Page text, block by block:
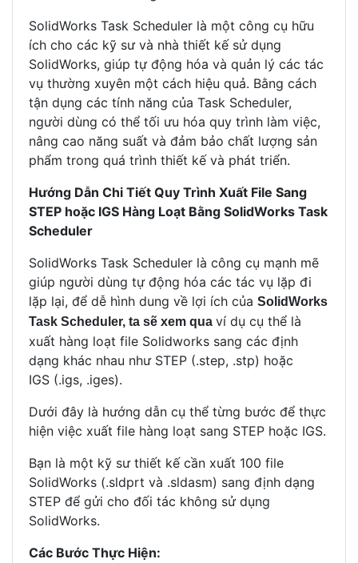
SolidWorks Task Scheduler là một công cụ hữu
ích cho các kỹ sư và nhà thiết kế sử dụng
SolidWorks, giúp tự động hóa và quản lý các tác
vụ thường xuyên một cách hiệu quả. Bằng cách
tận dụng các tính năng của Task Scheduler,
người dùng có thể tối ưu hóa quy trình làm việc,
nâng cao năng suất và đảm bảo chất lượng sản
phẩm trong quá trình thiết kế và phát triển.
Hướng Dẫn Chi Tiết Quy Trình Xuất File Sang
STEP hoặc IGS Hàng Loạt Bằng SolidWorks Task
Scheduler
SolidWorks Task Scheduler là công cụ mạnh mẽ
giúp người dùng tự động hóa các tác vụ lặp đi
lặp lại, để dễ hình dung về lợi ích của SolidWorks
Task Scheduler, ta sẽ xem qua ví dụ cụ thể là
xuất hàng loạt file Solidworks sang các định
dạng khác nhau như STEP (.step, .stp) hoặc
IGS (.igs, .iges).
Dưới đây là hướng dẫn cụ thể từng bước để thực
hiện việc xuất file hàng loạt sang STEP hoặc IGS.
Bạn là một kỹ sư thiết kế cần xuất 100 file
SolidWorks (.sldprt và .sldasm) sang định dạng
STEP để gửi cho đối tác không sử dụng
SolidWorks.
Các Bước Thực Hiện: